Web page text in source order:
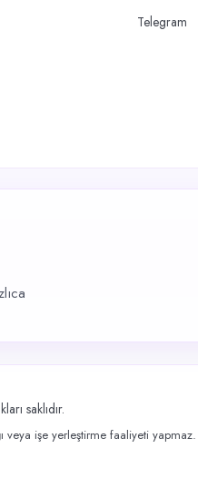
Telegram
saklıdır.
veya işe yerleştirme faaliyeti yapmaz.